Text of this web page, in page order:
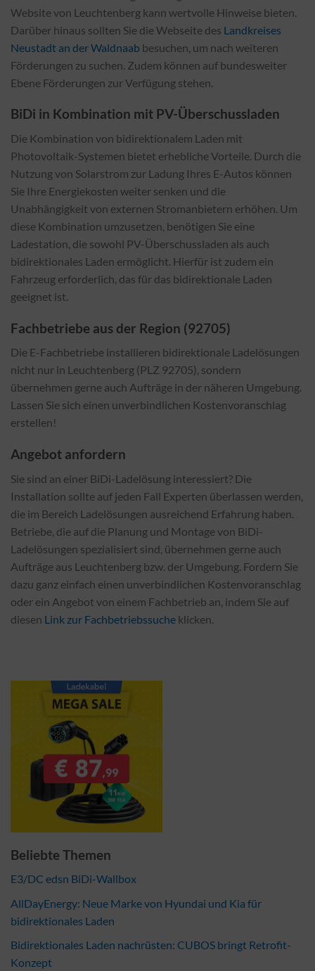
Website von Leuchtenberg kann wertvolle Hinweise bieten.
Darüber hinaus sollten Sie die Webseite des Landkreises
Neustadt an der Waldnaab besuchen, um nach weiteren
Förderungen zu suchen. Zudem können auf bundesweiter
Ebene Förderungen zur Verfügung stehen.
BiDi in Kombination mit PV-Überschussladen
Die Kombination von bidirektionalem Laden mit
Photovoltaik-Systemen bietet erhebliche Vorteile. Durch die
Nutzung von Solarstrom zur Ladung Ihres E-Autos können
Sie Ihre Energiekosten weiter senken und die
Unabhängigkeit von externen Stromanbietern erhöhen. Um
diese Kombination umzusetzen, benötigen Sie eine
Ladestation, die sowohl PV-Überschussladen als auch
bidirektionales Laden ermöglicht. Hierfür ist zudem ein
Fahrzeug erforderlich, das für das bidirektionale Laden
geeignet ist.
Fachbetriebe aus der Region (92705)
Die E-Fachbetriebe installieren bidirektionale Ladelösungen
nicht nur in Leuchtenberg (PLZ 92705), sondern
übernehmen gerne auch Aufträge in der näheren Umgebung.
Lassen Sie sich einen unverbindlichen Kostenvoranschlag
erstellen!
Angebot anfordern
Sie sind an einer BiDi-Ladelösung interessiert? Die
Installation sollte auf jeden Fall Experten überlassen werden,
die im Bereich Ladelösungen ausreichend Erfahrung haben.
Betriebe, die auf die Planung und Montage von BiDi-
Ladelösungen spezialisiert sind, übernehmen gerne auch
Aufträge aus Leuchtenberg bzw. der Umgebung. Fordern Sie
dazu ganz einfach einen unverbindlichen Kostenvoranschlag
oder ein Angebot von einem Fachbetrieb an, indem Sie auf
diesen Link zur Fachbetriebssuche klicken.
Beliebte Themen
E3/DC edsn BiDi-Wallbox
AllDayEnergy: Neue Marke von Hyundai und Kia für
bidirektionales Laden
Bidirektionales Laden nachrüsten: CUBOS bringt Retrofit-
Konzept